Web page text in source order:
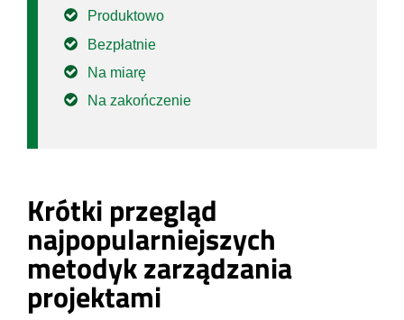
Produktowo
Bezpłatnie
Na miarę
Na zakończenie
Krótki przegląd
najpopularniejszych
metodyk zarządzania
projektami